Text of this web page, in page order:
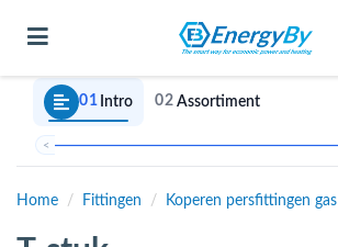
(Bevestigingsmateriaal / schroeven)
Toggle navigation
01 Intro 02 Assortiment
<
Home / Fittingen / Koperen persfittingen gas